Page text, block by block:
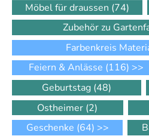
Möbel für draussen (74)
Zubehör zu
Farbenkreis
Feiern & Anlässe (116) >>
Geburtstag (48)
Ostheimer (2)
Geschenke (64) >>